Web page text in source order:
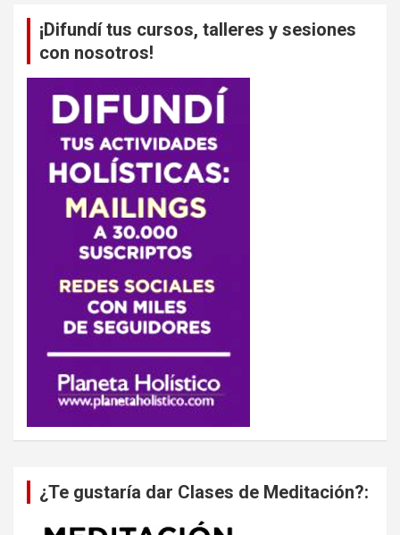
¡Difundí tus cursos, talleres y sesiones
con nosotros!
¿Te gustaría dar Clases de Meditación?: